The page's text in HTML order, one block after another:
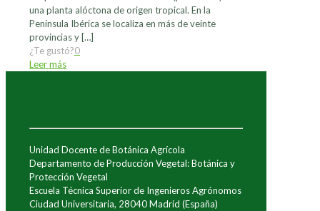
una planta alóctona de origen tropical. En la
Península Ibérica se localiza en más de veinte
provincias y […]
¿Te gustó?0
Leer más
Unidad Docente de Botánica Agrícola
Departamento de Producción Vegetal: Botánica y
Protección Vegetal
Escuela Técnica Superior de Ingenieros Agrónomos
Ciudad Universitaria, 28040 Madrid (España)